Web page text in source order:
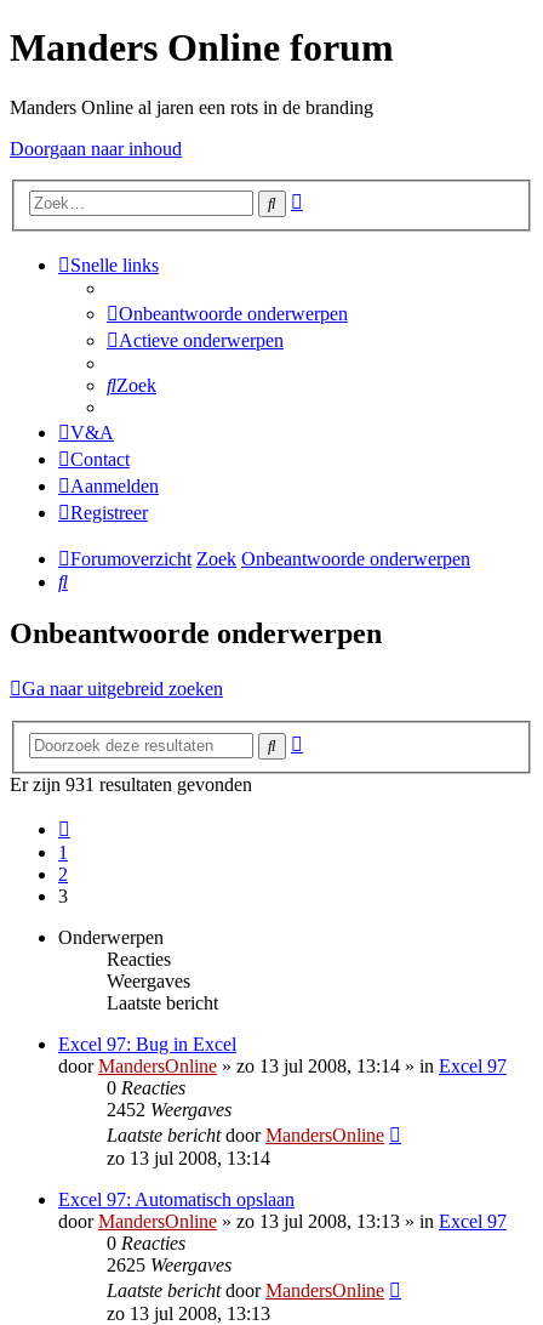
Manders Online forum
Manders Online al jaren een rots in de branding
Doorgaan naar inhoud
Zoek
Snelle links
Onbeantwoorde onderwerpen
Actieve onderwerpen
Zoek
V&A
Contact
Aanmelden
Registreer
Forumoverzicht Zoek Onbeantwoorde onderwerpen
Zoek
Onbeantwoorde onderwerpen
Ga naar uitgebreid zoeken
Zoek
Er zijn 931 resultaten gevonden
1
2
3
Onderwerpen
Reacties
Weergaves
Laatste bericht
Excel 97: Bug in Excel
doorMandersOnline » zo 13 jul 2008, 13:14 » in Excel 97
0 Reacties
2452 Weergaves
Laatste berichtdoorMandersOnline
zo 13 jul 2008, 13:14
Excel 97: Automatisch opslaan
doorMandersOnline » zo 13 jul 2008, 13:13 » in Excel 97
0 Reacties
2625 Weergaves
Laatste berichtdoorMandersOnline
zo 13 jul 2008, 13:13